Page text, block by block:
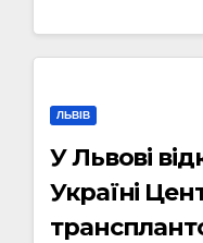
ЛЬВІВ
У Львові
Україні